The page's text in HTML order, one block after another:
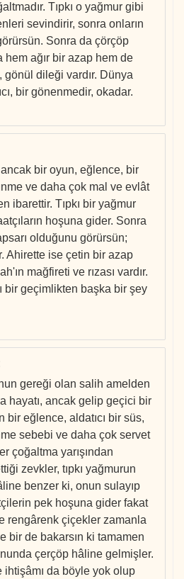
Tıpkı o yağmur gibi
sevindirir, sonra onların
Sonra da çörçöp
ağır bir azap hem de
gönül dileği vardır. Dünya
bir gönenmedir, okadar.
bir oyun, eğlence, bir
ve daha çok mal ve evlât
ibarettir. Tıpkı bir yağmur
hoşuna gider. Sonra
olduğunu görürsün;
Ahirette ise çetin bir azap
mağfireti ve rızası vardır.
bir geçimlikten başka bir şey
gereği olan salih amelden
hayatı, ancak gelip geçici bir
bir eğlence, aldatıcı bir süs,
sebebi ve daha çok servet
çoğaltma yarışından
zevkler, tıpkı yağmurun
benzer ki, onun sulayıp
pek hoşuna gider fakat
rengârenk çiçekler zamanla
bir de bakarsın ki tamamen
çerçöp hâline gelmişler.
ihtişâmı da böyle yok olup